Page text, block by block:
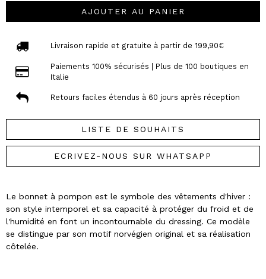
AJOUTER AU PANIER
Livraison rapide et gratuite à partir de 199,90€
Paiements 100% sécurisés | Plus de 100 boutiques en
Italie
Retours faciles étendus à 60 jours après réception
LISTE DE SOUHAITS
ECRIVEZ-NOUS SUR WHATSAPP
Le bonnet à pompon est le symbole des vêtements d'hiver :
son style intemporel et sa capacité à protéger du froid et de
l'humidité en font un incontournable du dressing. Ce modèle
se distingue par son motif norvégien original et sa réalisation
côtelée.